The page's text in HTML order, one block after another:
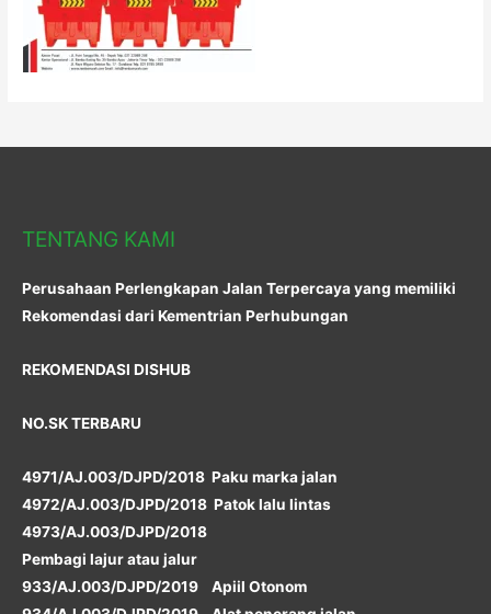
TENTANG KAMI
Perusahaan Perlengkapan Jalan Terpercaya yang memiliki
Rekomendasi dari Kementrian Perhubungan
REKOMENDASI DISHUB
NO.SK TERBARU
4971/AJ.003/DJPD/2018 Paku marka jalan
4972/AJ.003/DJPD/2018 Patok lalu lintas
4973/AJ.003/DJPD/2018
Pembagi lajur atau jalur
933/AJ.003/DJPD/2019 Apiil Otonom